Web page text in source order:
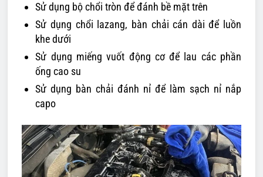
Sử dụng bộ chổi tròn để đánh bề mặt trên
Sử dụng chổi lazang, bàn chải cán dài để luồn
khe dưới
Sử dụng miếng vuốt động cơ để lau các phần
ống cao su
Sử dụng bàn chải đánh nỉ để làm sạch nỉ nắp
capo